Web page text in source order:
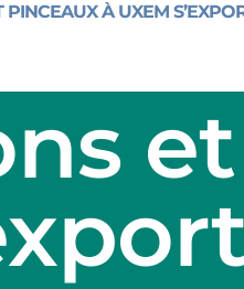
PINCEAUX À UXEM